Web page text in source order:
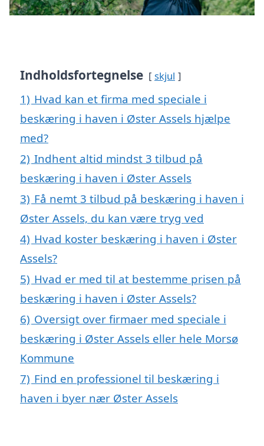
Indholdsfortegnelse skjul
1) Hvad kan et firma med speciale i
beskæring i haven i Øster Assels hjælpe
med?
2) Indhent altid mindst 3 tilbud på
beskæring i haven i Øster Assels
3) Få nemt 3 tilbud på beskæring i haven i
Øster Assels, du kan være tryg ved
4) Hvad koster beskæring i haven i Øster
Assels?
5) Hvad er med til at bestemme prisen på
beskæring i haven i Øster Assels?
6) Oversigt over firmaer med speciale i
beskæring i Øster Assels eller hele Morsø
Kommune
7) Find en professionel til beskæring i
haven i byer nær Øster Assels